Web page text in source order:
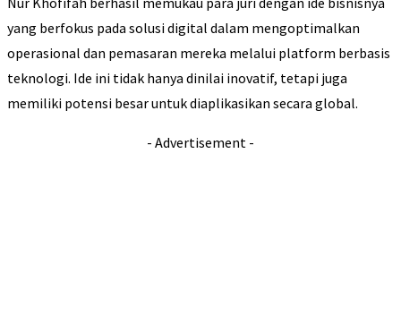
yang berfokus pada solusi digital dalam mengoptimalkan
operasional dan pemasaran mereka melalui platform berbasis
teknologi. Ide ini tidak hanya dinilai inovatif, tetapi juga
memiliki potensi besar untuk diaplikasikan secara global.
- Advertisement -